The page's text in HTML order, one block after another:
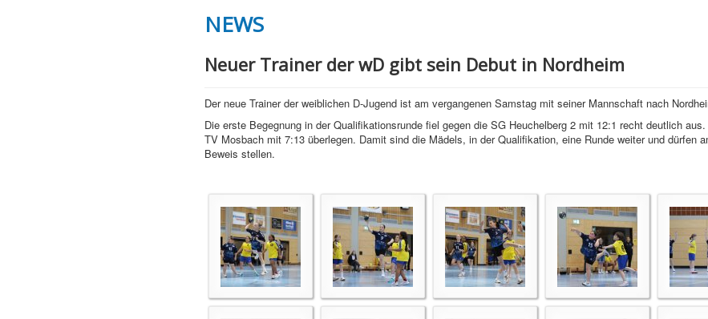
NEWS
Neuer Trainer der wD gibt sein Debut in Nordheim
Der neue Trainer der weiblichen D-Jugend ist am vergangenen Samstag mit seiner Mannschaft nach
Die erste Begegnung in der Qualifikationsrunde fiel gegen die SG Heuchelberg 2 mit 12:1 recht deutlich
TV Mosbach mit 7:13 überlegen. Damit sind die Mädels, in der Qualifikation, eine Runde weiter und dürfen
Beweis stellen.